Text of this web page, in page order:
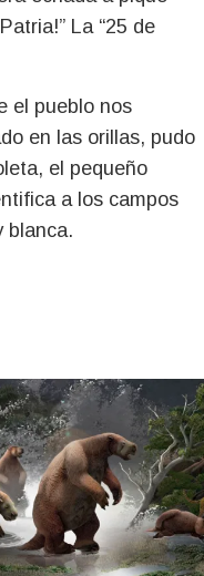
La “25 de
el pueblo nos
en las orillas, pudo
el pequeño
a los campos
blanca.